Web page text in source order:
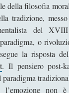
filosofo all\'interno
sull\'attualità
Kant: perché
si può fondare
della filosofia
tradizione,
del
o
la risposta
. Il pensiero post-
paradigma
l’emozione non